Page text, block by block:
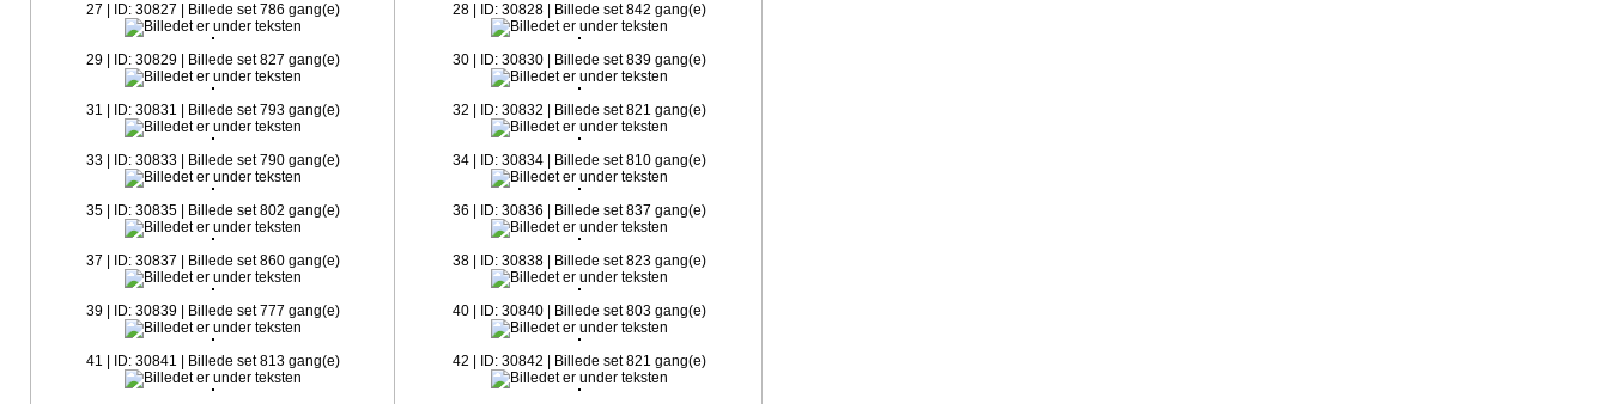
27 | ID: 30827 | Billede set 786 gang(e) 28 | ID: 30828 | Billede set 842 gang(e)
29 | ID: 30829 | Billede set 827 gang(e) 30 | ID: 30830 | Billede set 839 gang(e)
31 | ID: 30831 | Billede set 793 gang(e) 32 | ID: 30832 | Billede set 821 gang(e)
33 | ID: 30833 | Billede set 790 gang(e) 34 | ID: 30834 | Billede set 810 gang(e)
35 | ID: 30835 | Billede set 802 gang(e) 36 | ID: 30836 | Billede set 837 gang(e)
37 | ID: 30837 | Billede set 860 gang(e) 38 | ID: 30838 | Billede set 823 gang(e)
39 | ID: 30839 | Billede set 777 gang(e) 40 | ID: 30840 | Billede set 803 gang(e)
41 | ID: 30841 | Billede set 813 gang(e) 42 | ID: 30842 | Billede set 821 gang(e)